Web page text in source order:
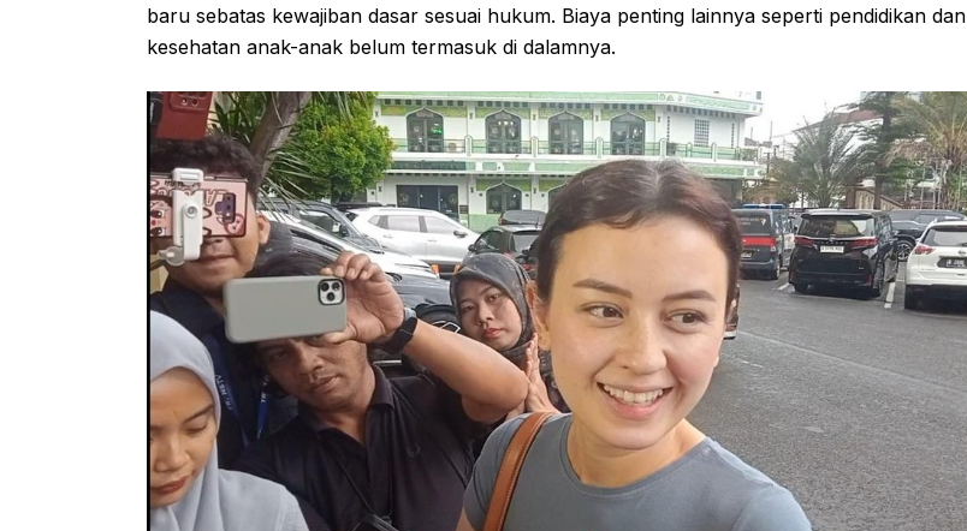
baru sebatas kewajiban dasar sesuai hukum. Biaya penting lainnya seperti pendidikan dan
kesehatan anak-anak belum termasuk di dalamnya.